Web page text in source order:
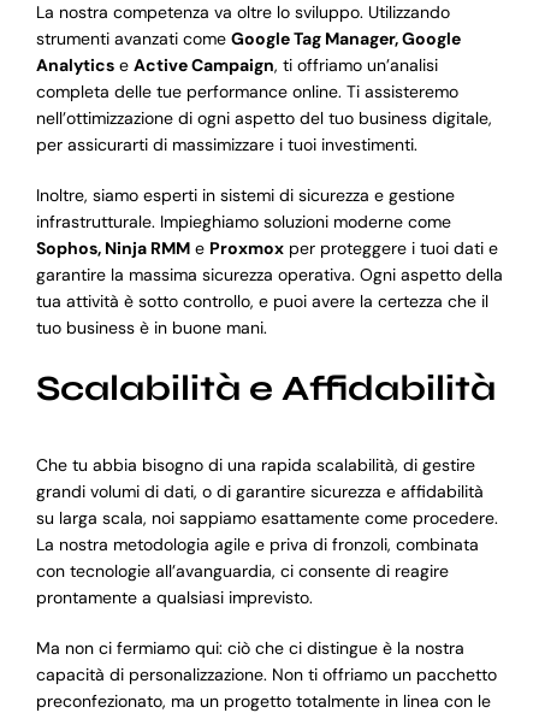
La nostra competenza va oltre lo sviluppo. Utilizzando
strumenti avanzati come Google Tag Manager, Google
Analyticse Active Campaign, ti offriamo un’analisi
completa delle tue performance online. Ti assisteremo
nell’ottimizzazione di ogni aspetto del tuo business digitale,
per assicurarti di massimizzare i tuoi investimenti.
Inoltre, siamo esperti in sistemi di sicurezza e gestione
infrastrutturale. Impieghiamo soluzioni moderne come
Sophos, Ninja RMMe Proxmoxper proteggere i tuoi dati e
garantire la massima sicurezza operativa. Ogni aspetto della
tua attività è sotto controllo, e puoi avere la certezza che il
tuo business è in buone mani.
Scalabilità e Affidabilità
Che tu abbia bisogno di una rapida scalabilità, di gestire
grandi volumi di dati, o di garantire sicurezza e affidabilità
su larga scala, noi sappiamo esattamente come procedere.
La nostra metodologia agile e priva di fronzoli, combinata
con tecnologie all’avanguardia, ci consente di reagire
prontamente a qualsiasi imprevisto.
Ma non ci fermiamo qui: ciò che ci distingue è la nostra
capacità di personalizzazione. Non ti offriamo un pacchetto
preconfezionato, ma un progetto totalmente in linea con le